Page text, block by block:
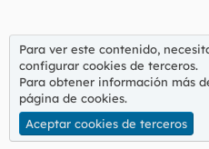
Para ver este contenido,
configurar cookies de terceros.
Para obtener información más
página de cookies.
Aceptar cookies de terceros